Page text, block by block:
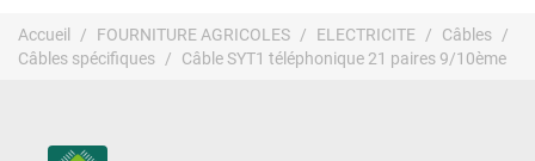
Accueil FOURNITURE AGRICOLES ELECTRICITE
Câbles
Câbles spécifiques
Câble SYT1 téléphonique 21 paires 9/10ème